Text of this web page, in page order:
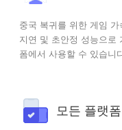
중국 복귀를 위한 게임
지연 및 초안정 성능으로
폼에서 사용할 수 있습니
모든 플랫